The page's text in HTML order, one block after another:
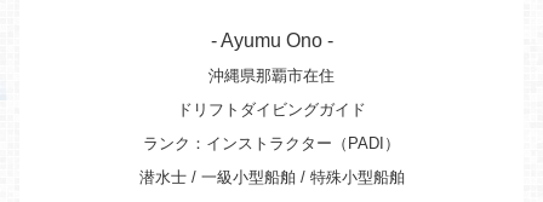
- Ayumu Ono -
沖縄県那覇市在住
ドリフトダイビングガイド
ランク：インストラクター（PADI）
潜水士 / 一級小型船舶 / 特殊小型船舶